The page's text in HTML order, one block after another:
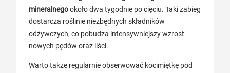
mineralnegookoło dwa tygodnie po cięciu. Taki zabieg
dostarcza roślinie niezbędnych składników
odżywczych, co pobudza intensywniejszy wzrost
nowych pędów oraz liści.
Warto także regularnie obserwować kocimiętkę pod